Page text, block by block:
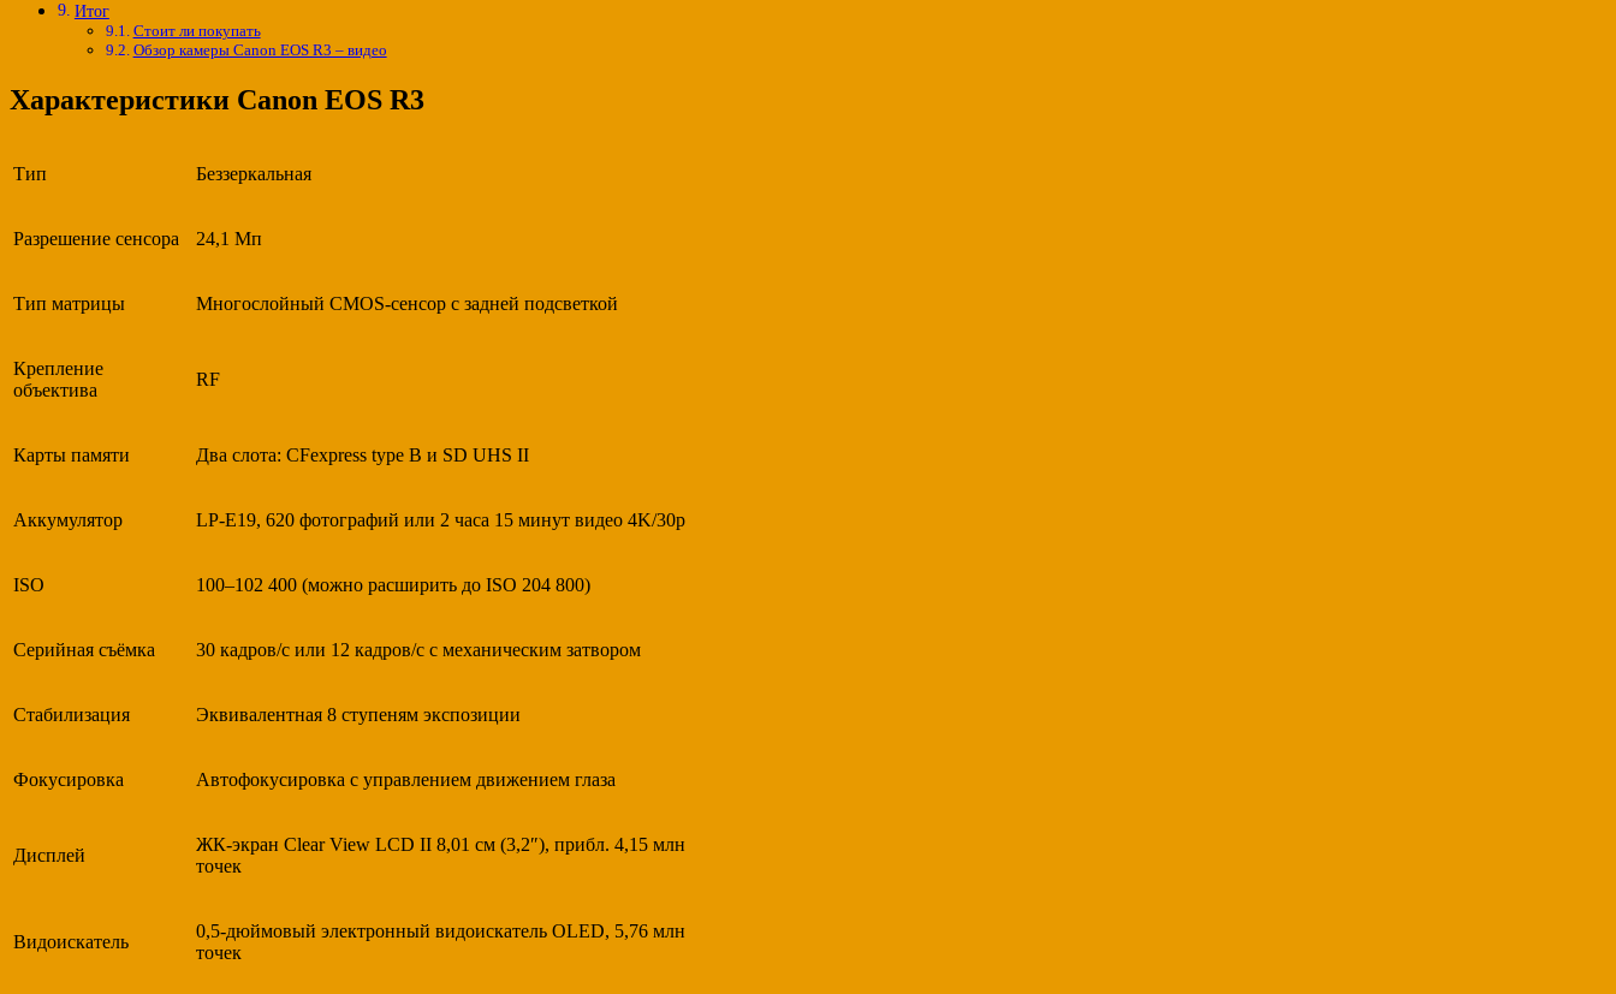
Итог
Стоит ли покупать
Обзор камеры Canon EOS R3 – видео
Характеристики Canon EOS R3
Тип Беззеркальная
Разрешение сенсора 24,1 Мп
Тип матрицы Многослойный CMOS-сенсор с задней подсветкой
Крепление
объектива
RF
Карты памяти Два слота: CFexpress type B и SD UHS II
Аккумулятор LP-E19, 620 фотографий или 2 часа 15 минут видео 4K/30p
ISO 100–102 400 (можно расширить до ISO 204 800)
Серийная съёмка 30 кадров/с или 12 кадров/с с механическим затвором
Стабилизация Эквивалентная 8 ступеням экспозиции
Фокусировка Автофокусировка с управлением движением глаза
Дисплей
ЖК-экран Clear View LCD II 8,01 см (3,2″), прибл. 4,15 млн
точек
Видоискатель
0,5-дюймовый электронный видоискатель OLED, 5,76 млн
точек